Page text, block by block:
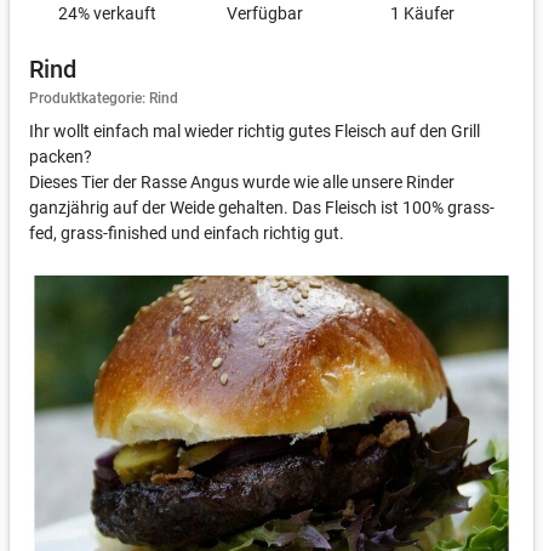
24% verkauft Verfügbar 1 Käufer
Rind
Produktkategorie: Rind
Ihr wollt einfach mal wieder richtig gutes Fleisch auf den Grill
packen?
Dieses Tier der Rasse Angus wurde wie alle unsere Rinder
ganzjährig auf der Weide gehalten. Das Fleisch ist 100% grass-
fed, grass-finished und einfach richtig gut.